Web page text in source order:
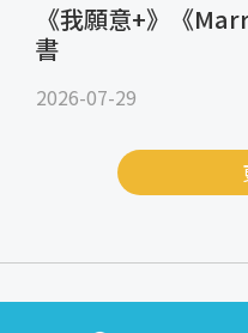
《我願意+》《
書
2026-07-29